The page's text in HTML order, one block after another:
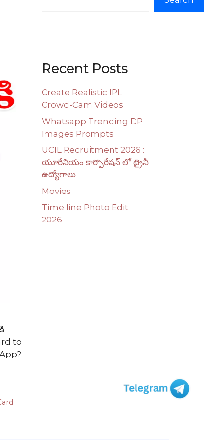
to
Recent Posts
Create Realistic IPL
Crowd-Cam Videos
Whatsapp Trending DP
Images Prompts
UCIL Recruitment 2026 :
యూరేనియం కార్పొరేషన్ లో ట్రైనీ
ఉద్యోగాలు
Movies
Time line Photo Edit
2026